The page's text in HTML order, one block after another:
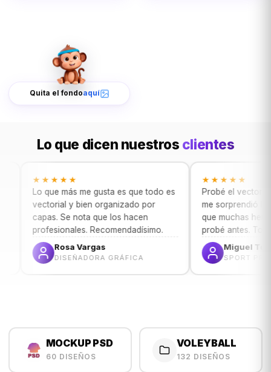
Quita el fondoaquí
Lo que dicen nuestros clientes
que más me gusta es que todo es
y bien organizado por
Se nota que los hacen
Recomendadísimo.
Rosa Vargas
DISEÑADORA GRÁFICA
★★★★★
Probé el vectorizador
me sorprendió la
que muchas
probé antes. Top.
Miguel Torres
SPORT PRINT
MOCKUP PSD
60 DISEÑOS
VOLEYBALL
132 DISEÑOS